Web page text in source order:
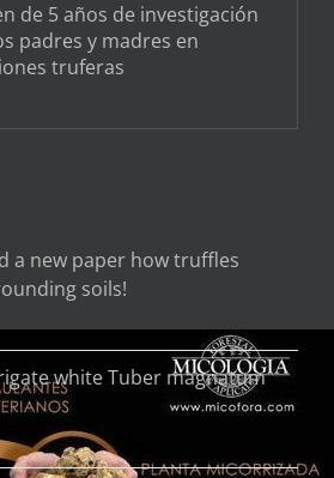
de 5 años de investigación
padres y madres en
truferas
a new paper how truffles
soils!
white Tuber magnatum